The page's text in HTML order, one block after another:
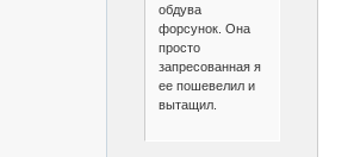
обдува
форсунок. Она
просто
запресованная я
ее пошевелил и
вытащил.